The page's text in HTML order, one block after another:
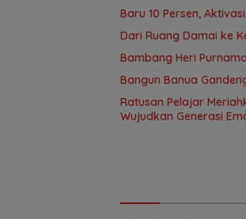
Baru 10 Persen,
Dari Ruang Damai ke
Bambang Heri
Bangun Banua
Ratusan Pelajar
Wujudkan Generasi